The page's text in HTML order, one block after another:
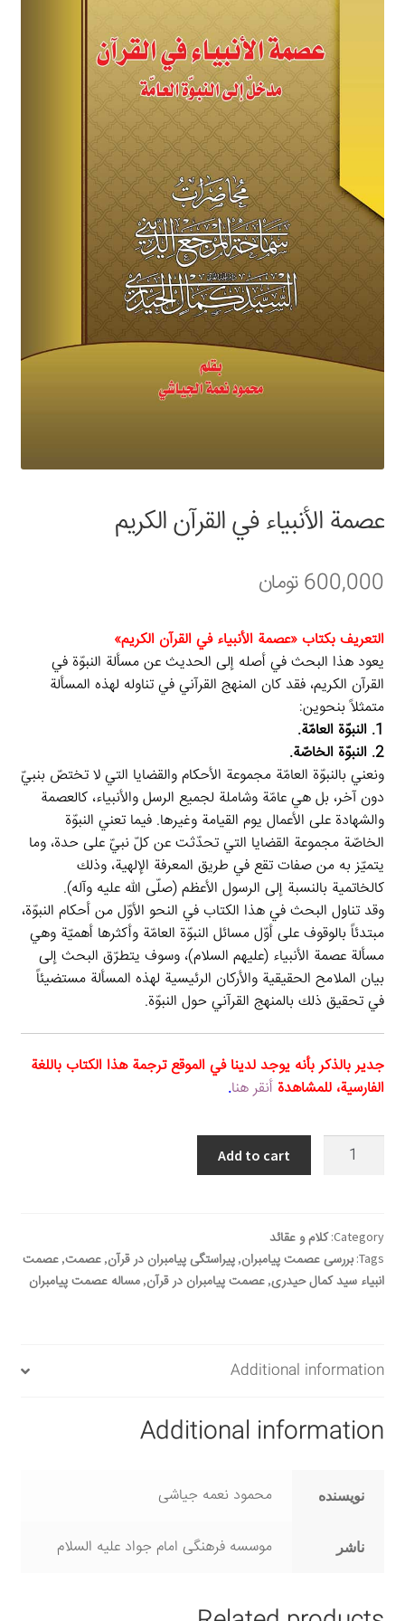
برگه نمونه
پرداخت
تماس با ما
ثبت شکایات
حساب کاربری من
عصمة الأنبياء في القرآن الكريم
600,000تومان
التعريف بكتاب «عصمة الأنبياء في القرآن الكريم»
يعود هذا البحث في أصله إلى الحديث عن مسألة النبوّة في
القرآن الكريم، فقد كان المنهج القرآني في تناوله لهذه المسألة
متمثلاً بنحوين:
1. النبوّة العامّة.
2. النبوّة الخاصّة.
ونعني بالنبوّة العامّة مجموعة الأحكام والقضايا التي لا تختصّ بنبيّ
دون آخر، بل هي عامّة وشاملة لجميع الرسل والأنبياء، كالعصمة
والشهادة على الأعمال يوم القيامة وغيرها. فيما تعني النبوّة
الخاصّة مجموعة القضايا التي تحدّثت عن كلّ نبيّ على حدة، وما
يتميّز به من صفات تقع في طريق المعرفة الإلهية، وذلك
كالخاتمية بالنسبة إلى الرسول الأعظم (صلّى الله عليه وآله).
وقد تناول البحث في هذا الكتاب في النحو الأوّل من أحكام النبوّة،
مبتدئاً بالوقوف على أوّل مسائل النبوّة العامّة وأكثرها أهميّة وهي
مسألة عصمة الأنبياء (عليهم السلام)، وسوف يتطرّق البحث إلى
بيان الملامح الحقيقية والأركان الرئيسية لهذه المسألة مستضيئاً
في تحقيق ذلك بالمنهج القرآني حول النبوّة.
جدير بالذكر بأنه يوجد لدينا في الموقع ترجمة هذا الكتاب باللغة
الفارسية، للمشاهدة أنقر هنا.
عصمة
الكريم
quantity
Add to cart
Category: کلام و عقائد
Tags: بررسی عصمت پیامبران, پیراستگی پیامبران در قرآن, عصمت, عصمت
انبیاء سید کمال حیدری, عصمت پیامبران در قرآن, مساله عصمت پیامبران
Additional information
Additional information
نویسنده محمود نعمه جیاشی
ناشر موسسه فرهنگی امام جواد علیه السلام